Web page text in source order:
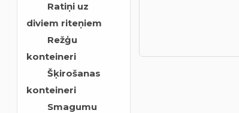
Ratiņi uz
diviem riteņiem
Režģu
konteineri
Šķirošanas
konteineri
Smagumu